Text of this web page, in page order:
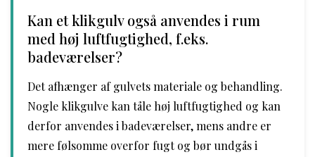
Kan et klikgulv også anvendes i rum
med høj luftfugtighed, f.eks.
badeværelser?
Det afhænger af gulvets materiale og behandling.
Nogle klikgulve kan tåle høj luftfugtighed og kan
derfor anvendes i badeværelser, mens andre er
mere følsomme overfor fugt og bør undgås i